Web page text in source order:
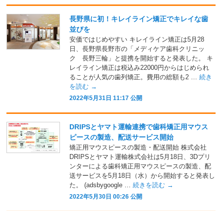
長野県に初！キレイライン矯正でキレイな歯
並びを
安価ではじめやすい キレイライン矯正は5月28
日、長野県長野市の「メディケア歯科クリニッ
ク 長野三輪」と提携を開始すると発表した。 キ
レイライン矯正は税込み22000円からはじめられ
ることが人気の歯列矯正。費用の総額も2 … 続き
を読む →
2022年5月31日 11:17 公開
DRIPSとヤマト運輸連携で歯科矯正用マウス
ピースの製造、配送サービス開始
矯正用マウスピースの製造・配送開始 株式会社
DRIPSとヤマト運輸株式会社は5月18日、3Dプリ
ンターによる歯科矯正用マウスピースの製造、配
送サービスを5月18日（水）から開始すると発表し
た。 (adsbygoogle … 続きを読む →
2022年5月30日 00:26 公開